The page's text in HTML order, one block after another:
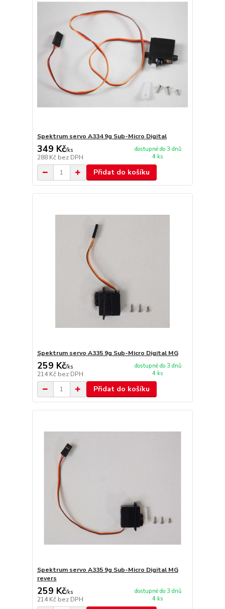
Spektrum servo A334 9g Sub-Micro Digital
349 Kč/ks
288 Kč bez DPH
dostupné do 3 dnů
4 ks
Přidat do košíku
Spektrum servo A335 9g Sub-Micro Digital MG
259 Kč/ks
214 Kč bez DPH
dostupné do 3 dnů
4 ks
Přidat do košíku
Spektrum servo A335 9g Sub-Micro Digital MG
revers
259 Kč/ks
214 Kč bez DPH
dostupné do 3 dnů
4 ks